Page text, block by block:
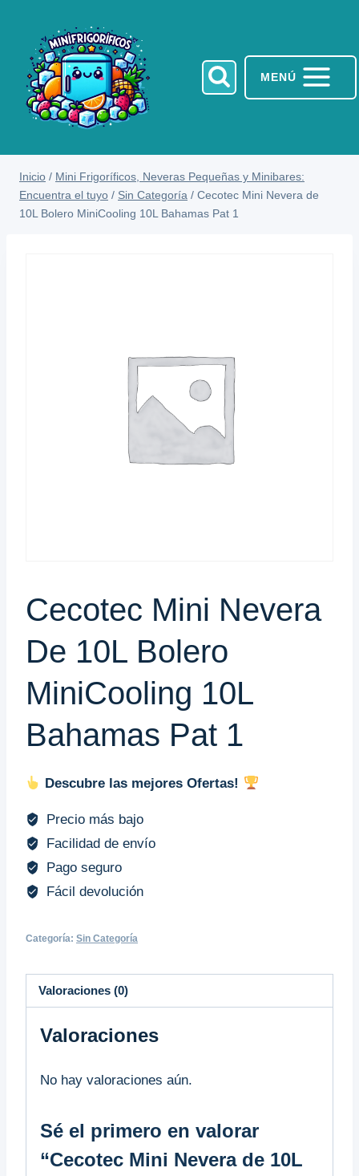
contenido
MENÚ
Inicio / Mini Frigoríficos, Neveras Pequeñas y Minibares:
Encuentra el tuyo / Sin Categoría / Cecotec Mini Nevera de
10L Bolero MiniCooling 10L Bahamas Pat 1
Cecotec Mini Nevera
De 10L Bolero
MiniCooling 10L
Bahamas Pat 1
Descubre las mejores Ofertas!
Precio más bajo
Facilidad de envío
Pago seguro
Fácil devolución
Categoría: Sin Categoría
Valoraciones (0)
Valoraciones
No hay valoraciones aún.
Sé el primero en valorar
“Cecotec Mini Nevera de 10L